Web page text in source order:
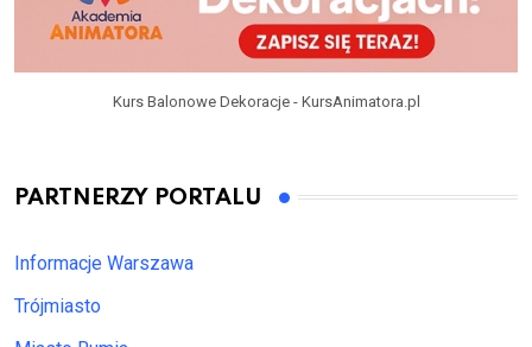
Kurs Balonowe Dekoracje - KursAnimatora.pl
PARTNERZY PORTALU
Informacje Warszawa
Trójmiasto